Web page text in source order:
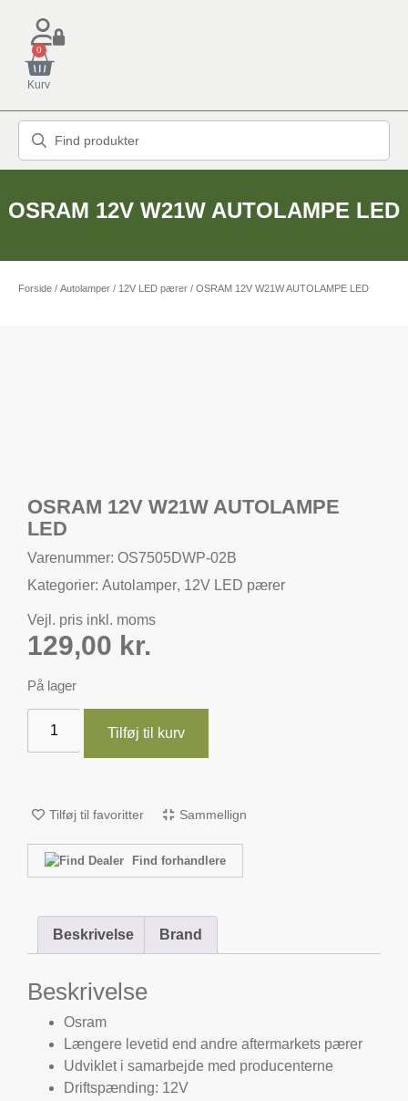
0
Kurv
OSRAM 12V W21W AUTOLAMPE LED
Forside / Autolamper / 12V LED pærer / OSRAM 12V W21W AUTOLAMPE LED
OSRAM 12V W21W AUTOLAMPE
LED
Varenummer: OS7505DWP-02B
Kategorier: Autolamper, 12V LED pærer
Vejl. pris inkl. moms
129,00 kr.
På lager
Tilføj til kurv
Tilføj til favoritter Sammellign
Find forhandlere
Beskrivelse Brand
Beskrivelse
Osram
Længere levetid end andre aftermarkets pærer
Udviklet i samarbejde med producenterne
Driftspænding: 12V